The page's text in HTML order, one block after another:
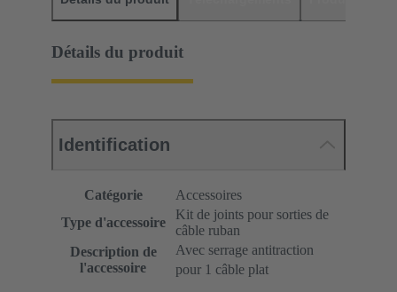
Détails du produit
Identification
Catégorie
Accessoires
Type d'accessoire
Kit de joints pour sorties de
câble ruban
Description de
l'accessoire
Avec serrage antitraction
pour 1 câble plat